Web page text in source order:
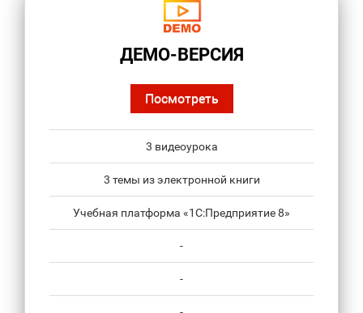
ДЕМО-ВЕРСИЯ
Посмотреть
3 видеоурока
3 темы из электронной книги
Учебная платформа «1С:Предприятие 8»
-
-